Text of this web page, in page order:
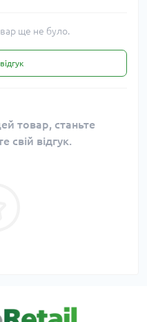
ще не було.
товар, станьте
відгук.